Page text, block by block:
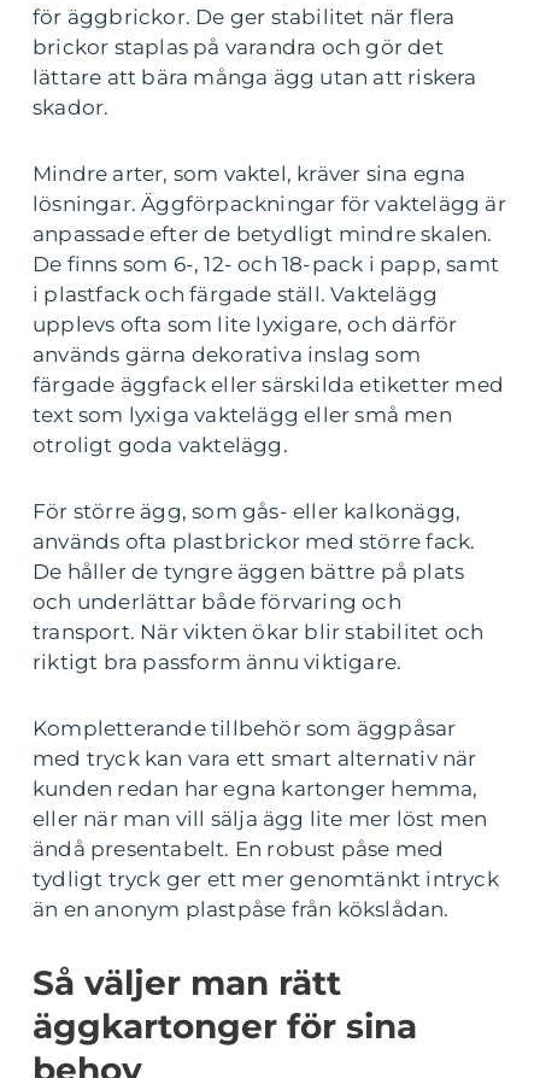
för äggbrickor. De ger stabilitet när flera
brickor staplas på varandra och gör det
lättare att bära många ägg utan att riskera
skador.
Mindre arter, som vaktel, kräver sina egna
lösningar. Äggförpackningar för vaktelägg är
anpassade efter de betydligt mindre skalen.
De finns som 6-, 12- och 18-pack i papp, samt
i plastfack och färgade ställ. Vaktelägg
upplevs ofta som lite lyxigare, och därför
används gärna dekorativa inslag som
färgade äggfack eller särskilda etiketter med
text som lyxiga vaktelägg eller små men
otroligt goda vaktelägg.
För större ägg, som gås- eller kalkonägg,
används ofta plastbrickor med större fack.
De håller de tyngre äggen bättre på plats
och underlättar både förvaring och
transport. När vikten ökar blir stabilitet och
riktigt bra passform ännu viktigare.
Kompletterande tillbehör som äggpåsar
med tryck kan vara ett smart alternativ när
kunden redan har egna kartonger hemma,
eller när man vill sälja ägg lite mer löst men
ändå presentabelt. En robust påse med
tydligt tryck ger ett mer genomtänkt intryck
än en anonym plastpåse från kökslådan.
Så väljer man rätt
äggkartonger för sina
behov